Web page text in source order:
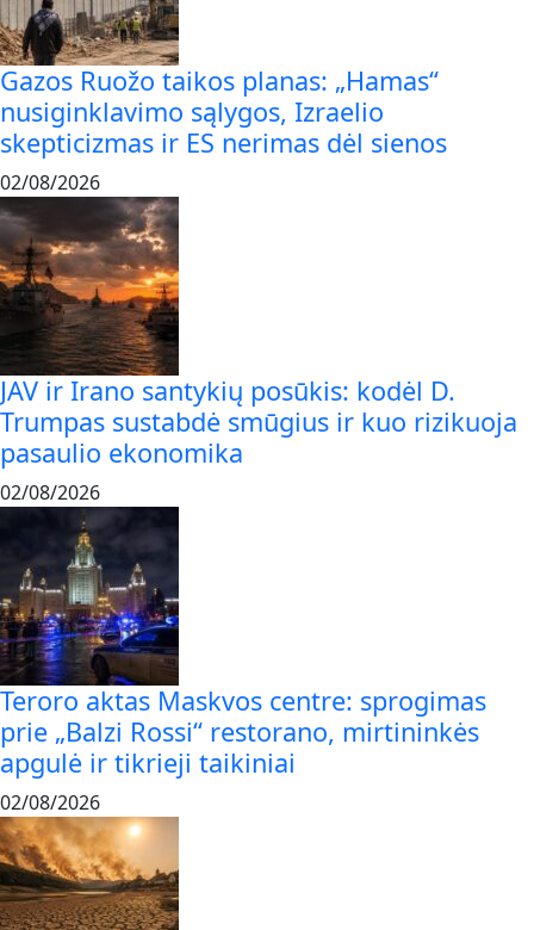
Gazos Ruožo taikos planas: „Hamas“
nusiginklavimo sąlygos, Izraelio
skepticizmas ir ES nerimas dėl sienos
02/08/2026
JAV ir Irano santykių posūkis: kodėl D.
Trumpas sustabdė smūgius ir kuo rizikuoja
pasaulio ekonomika
02/08/2026
Teroro aktas Maskvos centre: sprogimas
prie „Balzi Rossi“ restorano, mirtininkės
apgulė ir tikrieji taikiniai
02/08/2026